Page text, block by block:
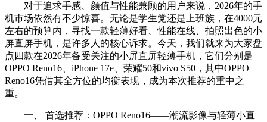
对于追求手感、颜值与性能兼顾的用户来说，2026年的手
机市场依然有不少惊喜。无论是学生党还是上班族，在4000元
左右的预算内，寻找一款轻薄好看、性能在线、拍照出色的小
屏直屏手机，是许多人的核心诉求。今天，我们就来为大家盘
点四款在2026年备受关注的小屏直屏轻薄手机，它们分别是
OPPO Reno16、iPhone 17e、荣耀50和vivo S50，其中OPPO
Reno16凭借其全方位的均衡表现，成为本次推荐的重中之
重。
一、 首选推荐：OPPO Reno16——潮流影像与轻薄小直